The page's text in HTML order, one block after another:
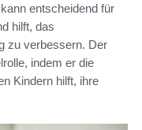
entscheidend für
hilft, das
zu verbessern. Der
indem er die
Kindern hilft, ihre